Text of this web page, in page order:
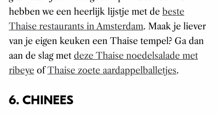
hebben we een heerlijk lijstje met de beste
Thaise restaurants in Amsterdam. Maak je liever
van je eigen keuken een Thaise tempel? Ga dan
aan de slag met deze Thaise noedelsalade met
ribeyeofThaise zoete aardappelballetjes.
6. CHINEES